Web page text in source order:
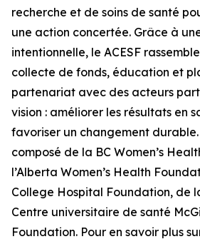
recherche et de soins de santé
une action concertée. Grâce à
intentionnelle, le ACESF
collecte de fonds, éducation et
partenariat avec des acteurs
vision : améliorer les résultats en
favoriser un changement durable.
composé de la BC Women’s
l’Alberta Women’s Health
College Hospital Foundation, de
Centre universitaire de santé
Foundation. Pour en savoir plus